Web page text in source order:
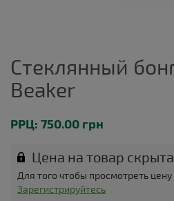
Стеклянный
Beaker
РРЦ: 750.00 грн
Цена на товар скрыта
Для того чтобы просмотреть цену
Зарегистрируйтесь